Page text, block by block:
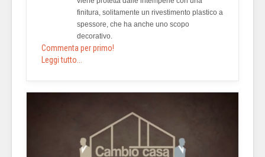
finitura, solitamente un rivestimento plastico a
spessore, che ha anche uno scopo
decorativo.
Commenta per primo!
Leggi tutto...